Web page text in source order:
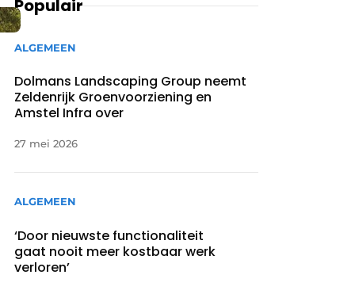
Populair
ALGEMEEN
Dolmans Landscaping Group neemt
Zeldenrijk Groenvoorziening en
Amstel Infra over
27 mei 2026
ALGEMEEN
‘Door nieuwste functionaliteit
gaat nooit meer kostbaar werk
verloren’